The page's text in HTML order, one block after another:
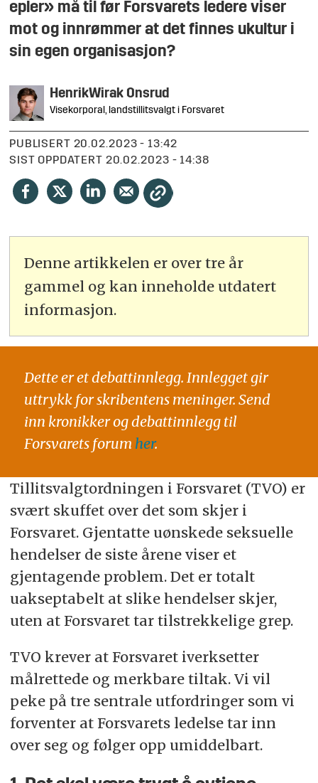
epler» må til før Forsvarets ledere viser
mot og innrømmer at det finnes ukultur i
sin egen organisasjon?
HenrikWirak Onsrud
Visekorporal, landstillitsvalgt i Forsvaret
PUBLISERT
20.02.2023 - 13:42
SIST OPPDATERT
20.02.2023 - 14:38
Denne artikkelen er over tre år
gammel og kan inneholde utdatert
informasjon.
Dette er et debattinnlegg. Innlegget gir
uttrykk for skribentens meninger. Send
inn kronikker og debattinnlegg til
Forsvarets forum her.
Tillitsvalgtordningen i Forsvaret (TVO) er
svært skuffet over det som skjer i
Forsvaret. Gjentatte uønskede seksuelle
hendelser de siste årene viser et
gjentagende problem. Det er totalt
uakseptabelt at slike hendelser skjer,
uten at Forsvaret tar tilstrekkelige grep.
TVO krever at Forsvaret iverksetter
målrettede og merkbare tiltak. Vi vil
peke på tre sentrale utfordringer som vi
forventer at Forsvarets ledelse tar inn
over seg og følger opp umiddelbart.